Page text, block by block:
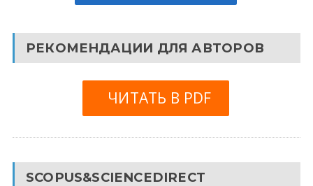
РЕКОМЕНДАЦИИ ДЛЯ АВТОРОВ
ЧИТАТЬ В PDF
SCOPUS&SCIENCEDIRECT